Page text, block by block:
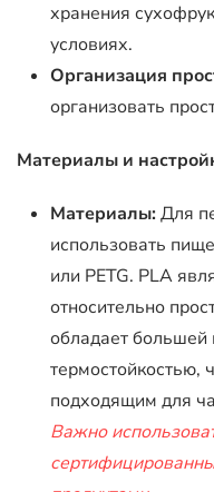
хранения
условиях.
Организация
организовать
Материалы и
Материалы:Для
использовать
или PETG. PLA
относительно
обладает большей
термостойкостью,
подходящим для
Важно